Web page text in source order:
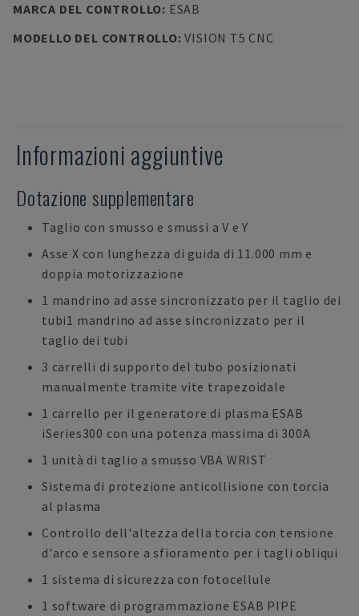
MARCA DEL CONTROLLO: ESAB
MODELLO DEL CONTROLLO:VISION T5 CNC
Informazioni aggiuntive
Dotazione supplementare
Taglio con smusso e smussi a V e Y
Asse X con lunghezza di guida di 11.000 mm e
doppia motorizzazione
1 mandrino ad asse sincronizzato per il taglio dei
tubi1 mandrino ad asse sincronizzato per il
taglio dei tubi
3 carrelli di supporto del tubo posizionati
manualmente tramite vite trapezoidale
1 carrello per il generatore di plasma ESAB
iSeries300 con una potenza massima di 300A
1 unità di taglio a smusso VBA WRIST
Sistema di protezione anticollisione con torcia
al plasma
Controllo dell'altezza della torcia con tensione
d'arco e sensore a sfioramento per i tagli obliqui
1 sistema di sicurezza con fotocellule
1 software di programmazione ESAB PIPE